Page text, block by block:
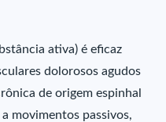
ativa) é eficaz
dolorosos agudos
de origem espinhal
movimentos passivos,